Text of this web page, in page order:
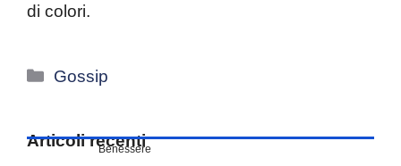
di colori.
Categorie
Gossip
Articoli recenti
Benessere